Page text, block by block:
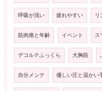
呼吸が浅い 疲れやすい リ
筋肉痛と年齢 イベント ス
デコルテふっくら 大胸筋
自分メンテ 優しい圧と温かい